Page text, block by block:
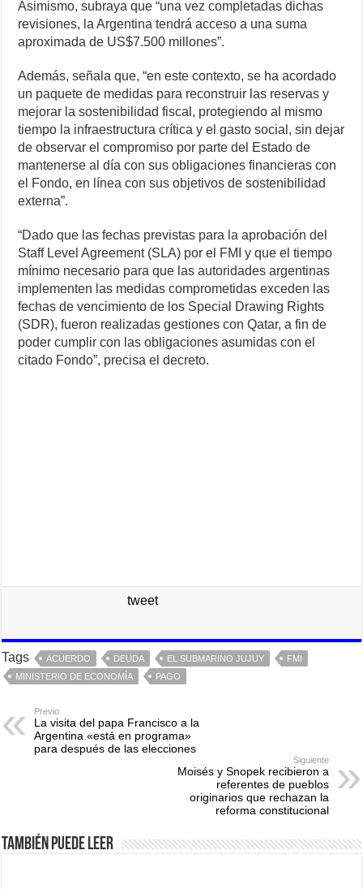
Asimismo, subraya que “una vez completadas dichas
revisiones, la Argentina tendrá acceso a una suma
aproximada de US$7.500 millones”.
Además, señala que, “en este contexto, se ha acordado
un paquete de medidas para reconstruir las reservas y
mejorar la sostenibilidad fiscal, protegiendo al mismo
tiempo la infraestructura crítica y el gasto social, sin dejar
de observar el compromiso por parte del Estado de
mantenerse al día con sus obligaciones financieras con
el Fondo, en línea con sus objetivos de sostenibilidad
externa”.
“Dado que las fechas previstas para la aprobación del
Staff Level Agreement (SLA) por el FMI y que el tiempo
mínimo necesario para que las autoridades argentinas
implementen las medidas comprometidas exceden las
fechas de vencimiento de los Special Drawing Rights
(SDR), fueron realizadas gestiones con Qatar, a fin de
poder cumplir con las obligaciones asumidas con el
citado Fondo”, precisa el decreto.
tweet
Tags ACUERDO DEUDA EL SUBMARINO JUJUY
FMI
MINISTERIO DE ECONOMÍA
PAGO
Previo
La visita del papa Francisco a la
Argentina «está en programa»
para después de las elecciones
Siguiente
Moisés y Snopek recibieron a
referentes de pueblos
originarios que rechazan la
reforma constitucional
También puede leer